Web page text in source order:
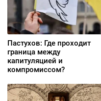
Пастухов: Где проходит
граница между
капитуляцией и
компромиссом?